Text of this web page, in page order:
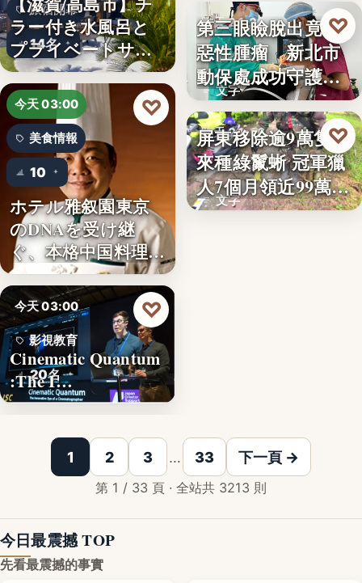
旅宿開幕
14名
ラー付き水風呂と
プライベートサウ
ナを楽…
今天 03:00
美食情報
10
ホテル雅叙園東京
のDNAを受け継
ぐ、本格中国料理店
「万福…
♡
今天 03:00
影視教育
20名
Cinematic Quantum
:The I…
♡
昨天 21:26
寵物醫療
文字
第三眼瞼脫出竟藏
惡性腫瘤 新北市
動保處成功守護校
園犬
♡
昨天 21:16
生態防治
文字
屏東移除逾9萬隻外
來種綠鬣蜥 冠軍獵
人7個月領近99萬
獎…
♡
1 2 3 … 33 下一頁 →
第 1 / 33 頁 · 全站共 3213 則
今日最震撼 TOP
先看最震撼的事實